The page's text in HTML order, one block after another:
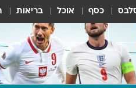
כסף אוכל בריאות